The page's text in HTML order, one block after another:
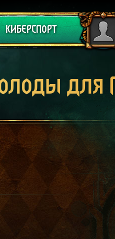
КИБЕРСПОРТ
для